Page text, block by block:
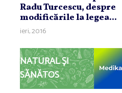
Radu Turcescu, despre
modificările la legea...
ieri, 20:16
NATURAL ȘI
SĂNĂTOS